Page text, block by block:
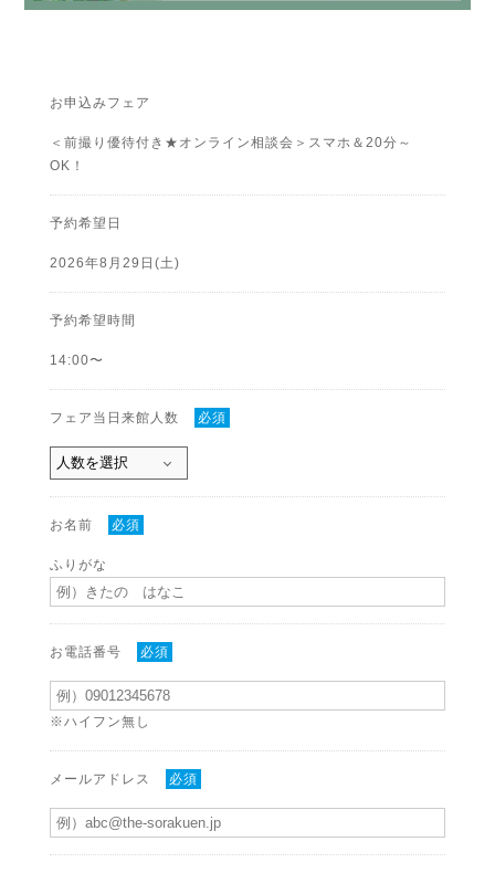
お申込みフェア
＜前撮り優待付き★オンライン相談会＞スマホ＆20分～
OK！
予約希望日
2026年8月29日(土)
予約希望時間
14:00〜
フェア当日来館人数 必須
お名前 必須
ふりがな
お電話番号 必須
※ハイフン無し
メールアドレス 必須